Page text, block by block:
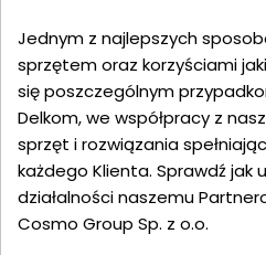
Jednym z najlepszych
sprzętem oraz korzyściami
się poszczególnym
Delkom, we współpracy z
sprzęt i rozwiązania
każdego Klienta. Sprawdź jak
działalności naszemu
Cosmo Group Sp. z o.o.